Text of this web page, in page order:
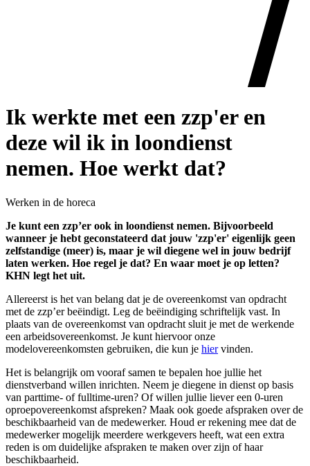
Ik werkte met een zzp'er en
deze wil ik in loondienst
nemen. Hoe werkt dat?
Werken in de horeca
Je kunt een zzp’er ook in loondienst nemen. Bijvoorbeeld
wanneer je hebt geconstateerd dat jouw 'zzp'er' eigenlijk geen
zelfstandige (meer) is, maar je wil diegene wel in jouw bedrijf
laten werken. Hoe regel je dat? En waar moet je op letten?
KHN legt het uit.
Allereerst is het van belang dat je de overeenkomst van opdracht
met de zzp’er beëindigt. Leg de beëindiging schriftelijk vast. In
plaats van de overeenkomst van opdracht sluit je met de werkende
een arbeidsovereenkomst. Je kunt hiervoor onze
modelovereenkomsten gebruiken, die kun je hiervinden.
Het is belangrijk om vooraf samen te bepalen hoe jullie het
dienstverband willen inrichten. Neem je diegene in dienst op basis
van parttime- of fulltime-uren? Of willen jullie liever een 0-uren
oproepovereenkomst afspreken? Maak ook goede afspraken over de
beschikbaarheid van de medewerker. Houd er rekening mee dat de
medewerker mogelijk meerdere werkgevers heeft, wat een extra
reden is om duidelijke afspraken te maken over zijn of haar
beschikbaarheid.